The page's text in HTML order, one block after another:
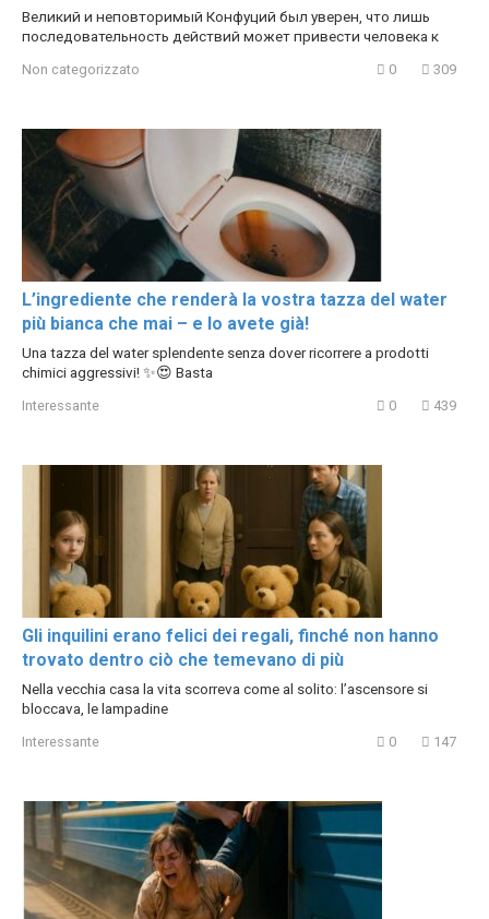
Великий и неповторимый Конфуций был уверен, что лишь
последовательность действий может привести человека к
Non categorizzato 0 309
L’ingrediente che renderà la vostra tazza del water
più bianca che mai – e lo avete già!
Una tazza del water splendente senza dover ricorrere a prodotti
chimici aggressivi! ✨😍 Basta
Interessante 0 439
Gli inquilini erano felici dei regali, finché non hanno
trovato dentro ciò che temevano di più
Nella vecchia casa la vita scorreva come al solito: l’ascensore si
bloccava, le lampadine
Interessante 0 147